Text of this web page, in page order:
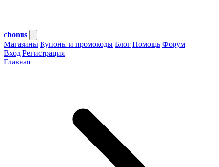
cbonus
Магазины Купоны и промокоды Блог Помощь Форум
Вход Регистрация
Главная